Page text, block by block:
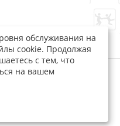
делать
отличающейся от
на сайте,
о цене
сообщение
обслуживания на
cookie. Продолжая
с тем, что
на вашем